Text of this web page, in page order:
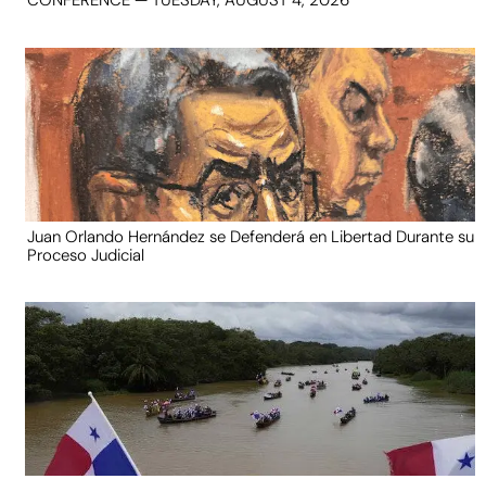
Juan Orlando Hernández se Defenderá en Libertad Durante su
Proceso Judicial